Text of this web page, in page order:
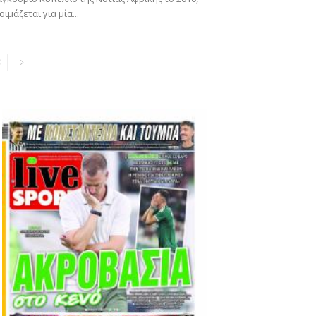
για μία...